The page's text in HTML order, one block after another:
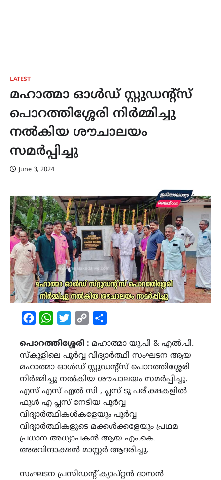
LATEST
മഹാത്മാ ഓൾഡ് സ്റ്റുഡന്റ്സ്
പൊറത്തിശ്ശേരി നിർമ്മിച്ചു
നൽകിയ ശൗചാലയം
സമർപ്പിച്ചു
June 3, 2024
FacebookWhatsAppTwitterCopy
പൊറത്തിശ്ശേരി : മഹാത്മാ യു.പി & എൽ.പി.
സ്കൂളിലെ പൂർവ്വ വിദ്യാർത്ഥി സംഘടന ആയ
മഹാത്മാ ഓൾഡ് സ്റ്റുഡന്റ്സ് പൊറത്തിശ്ശേരി
നിർമ്മിച്ചു നൽകിയ ശൗചാലയം സമർപ്പിച്ചു.
എസ് എസ് എൽ സി , പ്ലസ് ടു പരീക്ഷകളിൽ
ഫുൾ എ പ്ലസ് നേടിയ പൂർവ്വ
വിദ്യാർത്ഥികൾകളേയും പൂർവ്വ
വിദ്യാർത്ഥികളുടെ മക്കൾക്കളേയും പ്രഥമ
പ്രധാന അധ്യാപകൻ ആയ എം.കെ.
അരവിന്ദാക്ഷൻ മാസ്റ്റർ ആദരിച്ചു.
സംഘടന പ്രസിഡന്റ് ക്യാപ്റ്റൻ ദാസൻ